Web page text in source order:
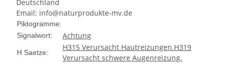
Deutschland
Email: info@naturprodukte-mv.de
Piktogramme:
Signalwort:
Achtung
H Saetze:
H315 Verursacht Hautreizungen.H319
Verursacht schwere Augenreizung.